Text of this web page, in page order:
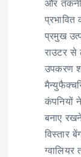
और
प्रमुख
राउटर
उपकरण
कंपनियों
बनाए
विस्तार